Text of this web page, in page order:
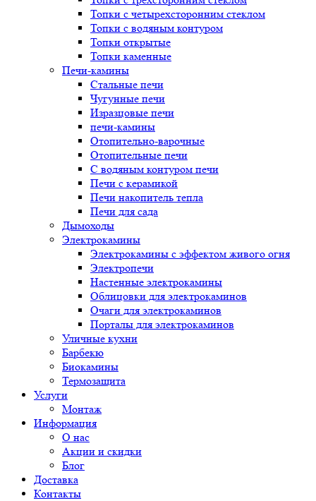
Топки с четырехсторонним стеклом
Топки с водяным контуром
Топки открытые
Топки каменные
Печи-камины
Стальные печи
Чугунные печи
Изразцовые печи
печи-камины
Отопительно-варочные
Отопительные печи
С водяным контуром печи
Печи с керамикой
Печи накопитель тепла
Печи для сада
Дымоходы
Электрокамины
Электрокамины с эффектом живого огня
Электропечи
Настенные электрокамины
Облицовки для электрокаминов
Очаги для электрокаминов
Порталы для электрокаминов
Уличные кухни
Барбекю
Биокамины
Термозащита
Услуги
Монтаж
Информация
О нас
Акции и скидки
Блог
Доставка
Контакты